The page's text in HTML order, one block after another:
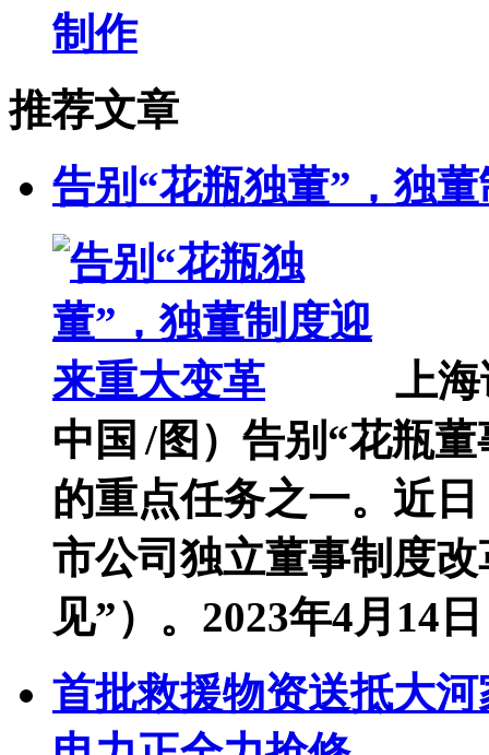
制作
推荐文章
告别“花瓶独董”，独
上
中国 /图）告别“花瓶
的重点任务之一。近
市公司独立董事制度
见”）。2023年4月14
首批救援物资送抵大